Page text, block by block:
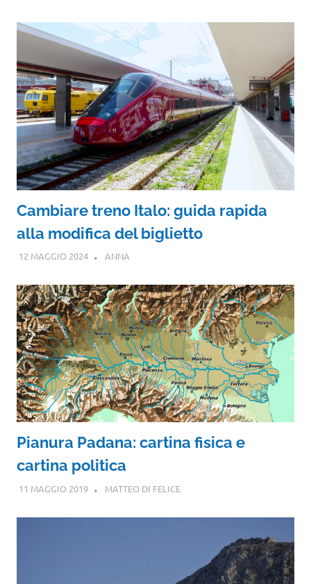
Cambiare treno Italo: guida rapida
alla modifica del biglietto
12 MAGGIO 2024 ANNA
Pianura Padana: cartina fisica e
cartina politica
11 MAGGIO 2019 MATTEO DI FELICE